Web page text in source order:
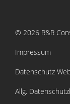
© 2026 R&R
Impressum
Datenschutz
Allg.